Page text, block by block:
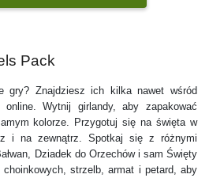
Pack
gry? Znajdziesz ich kilka nawet wśród
Wytnij girlandy, aby zapakować
kolorze. Przygotuj się na święta w
i na zewnątrz. Spotkaj się z różnymi
Dziadek do Orzechów i sam Święty
choinkowych, strzelb, armat i petard, aby